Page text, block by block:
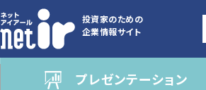
投資家のための
企業情報サイト
プレゼンテーション